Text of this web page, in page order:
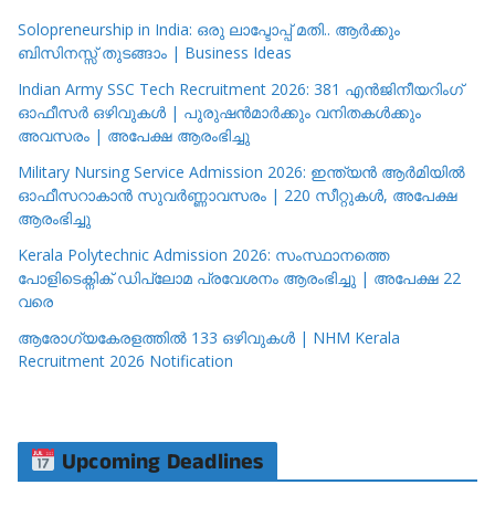
Solopreneurship in India: ഒരു ലാപ്ടോപ്പ് മതി.. ആർക്കും
ബിസിനസ്സ് തുടങ്ങാം | Business Ideas
Indian Army SSC Tech Recruitment 2026: 381 എൻജിനീയറിംഗ്
ഓഫീസർ ഒഴിവുകൾ | പുരുഷൻമാർക്കും വനിതകൾക്കും
അവസരം | അപേക്ഷ ആരംഭിച്ചു
Military Nursing Service Admission 2026: ഇന്ത്യൻ ആർമിയിൽ
ഓഫീസറാകാൻ സുവർണ്ണാവസരം | 220 സീറ്റുകൾ, അപേക്ഷ
ആരംഭിച്ചു
Kerala Polytechnic Admission 2026: സംസ്ഥാനത്തെ
പോളിടെക്നിക് ഡിപ്ലോമ പ്രവേശനം ആരംഭിച്ചു | അപേക്ഷ 22
വരെ
ആരോഗ്യകേരളത്തിൽ 133 ഒഴിവുകൾ | NHM Kerala
Recruitment 2026 Notification
Upcoming Deadlines